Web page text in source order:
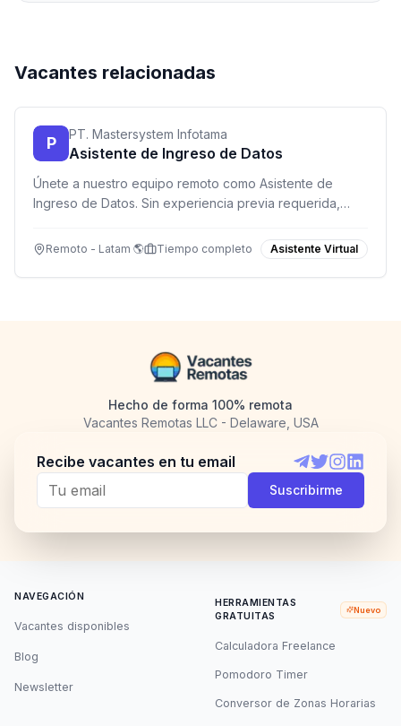
Vacantes relacionadas
P PT. Mastersystem Infotama
Asistente de Ingreso de Datos
Únete a nuestro equipo remoto como Asistente de
Ingreso de Datos. Sin experiencia previa requerida,
recién graduados y personas en busca de flexibilidad.
Remoto - Latam 🌎 Tiempo completo Asistente Virtual
Hecho de forma 100% remota
Vacantes Remotas LLC - Delaware, USA
Recibe vacantes en tu email
Telegram
TwitterInstagram
Suscribirme
NAVEGACIÓN
Vacantes disponibles
Blog
Newsletter
HERRAMIENTAS
GRATUITAS
Nuevo
Calculadora Freelance
Pomodoro Timer
Conversor de Zonas Horarias